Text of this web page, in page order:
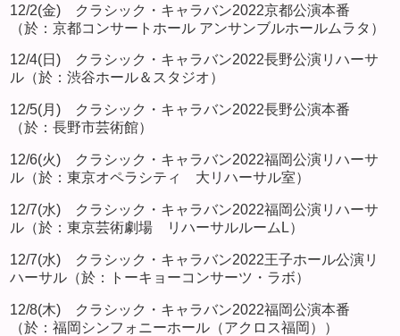
12/2(金) クラシック・キャラバン2022京都公演本番
（於：京都コンサートホール アンサンブルホールムラタ）
12/4(日) クラシック・キャラバン2022長野公演リハーサ
ル（於：渋谷ホール＆スタジオ）
12/5(月) クラシック・キャラバン2022長野公演本番
（於：長野市芸術館）
12/6(火) クラシック・キャラバン2022福岡公演リハーサ
ル（於：東京オペラシティ 大リハーサル室）
12/7(水) クラシック・キャラバン2022福岡公演リハーサ
ル（於：東京芸術劇場 リハーサルルームL）
12/7(水) クラシック・キャラバン2022王子ホール公演リ
ハーサル（於：トーキョーコンサーツ・ラボ）
12/8(木) クラシック・キャラバン2022福岡公演本番
（於：福岡シンフォニーホール（アクロス福岡））